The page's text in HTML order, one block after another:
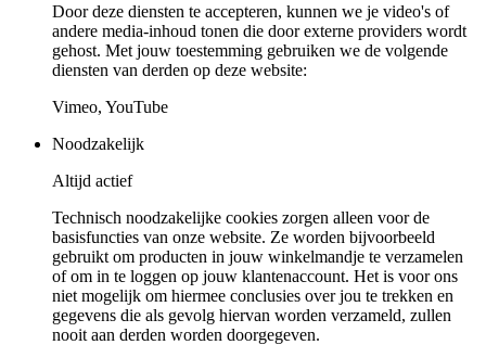
Door deze diensten te accepteren, kunnen we je video's of
andere media-inhoud tonen die door externe providers wordt
gehost. Met jouw toestemming gebruiken we de volgende
diensten van derden op deze website:
Vimeo, YouTube
Noodzakelijk
Altijd actief
Technisch noodzakelijke cookies zorgen alleen voor de
basisfuncties van onze website. Ze worden bijvoorbeeld
gebruikt om producten in jouw winkelmandje te verzamelen
of om in te loggen op jouw klantenaccount. Het is voor ons
niet mogelijk om hiermee conclusies over jou te trekken en
gegevens die als gevolg hiervan worden verzameld, zullen
nooit aan derden worden doorgegeven.